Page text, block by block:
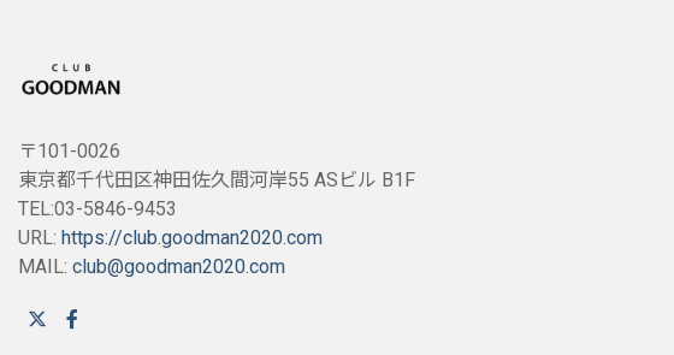
〒101-0026
東京都千代田区神田佐久間河岸55 ASビル B1F
TEL:03-5846-9453
URL: https://club.goodman2020.com
MAIL: club@goodman2020.com